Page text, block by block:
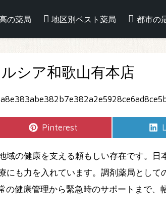
の薬局 地区別ベスト薬局 都市の
シア和歌山有本店
Share
Pinterest
の健康を支える頼もしい存在です。
も力を入れています。調剤薬局とし
健康管理から緊急時のサポートまで